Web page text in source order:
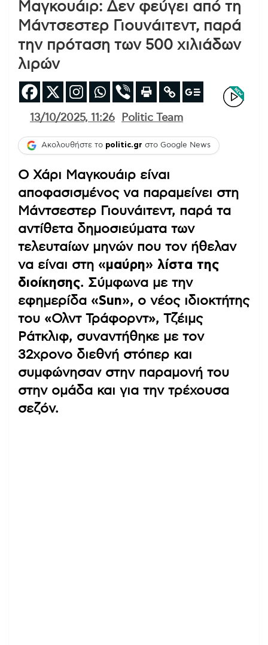
Μαγκουάιρ: Δεν φεύγει από τη
Μάντσεστερ Γιουνάιτεντ, παρά
την πρόταση των 500 χιλιάδων
λιρών
13/10/2025, 11:26 Politic Team
Ακολουθήστε το politic.gr στο Google News
Ο Χάρι Μαγκουάιρ είναι
αποφασισμένος να παραμείνει στη
Μάντσεστερ Γιουνάιτεντ, παρά τα
αντίθετα δημοσιεύματα των
τελευταίων μηνών που τον ήθελαν
να είναι στη «μαύρη» λίστα της
διοίκησης. Σύμφωνα με την
εφημερίδα «Sun», ο νέος ιδιοκτήτης
του «Ολντ Τράφορντ», Τζέιμς
Ράτκλιφ, συναντήθηκε με τον
32χρονο διεθνή στόπερ και
συμφώνησαν στην παραμονή του
στην ομάδα και για την τρέχουσα
σεζόν.